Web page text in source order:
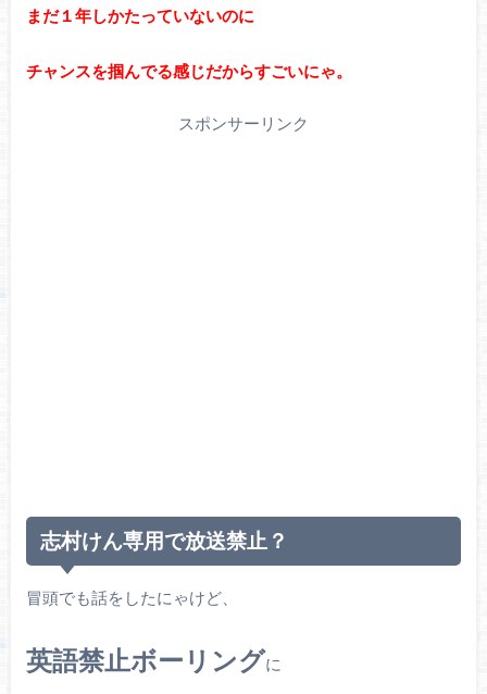
まだ１年しかたっていないのに
チャンスを掴んでる感じだからすごいにゃ。
スポンサーリンク
志村けん専用で放送禁止？
冒頭でも話をしたにゃけど、
英語禁止ボーリングに